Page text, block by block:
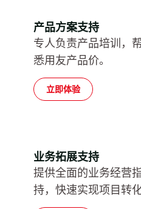
产品方案支持
专人负责产品培训，
悉用友产品价。
立即体验
业务拓展支持
提供全面的业务经营
持，快速实现项目转化